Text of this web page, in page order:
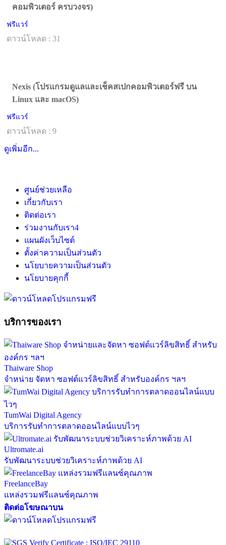
คอมพิวเตอร์ ครบวงจร)
ฟรีแวร์
ดาวน์โหลด : 31
Nexis (โปรแกรมดูแลและเช็คสเปกคอมพิวเตอร์ฟรี บน
Linux และ macOS)
ฟรีแวร์
ดาวน์โหลด : 9
ดูเพิ่มอีก...
ศูนย์ช่วยเหลือ
เกี่ยวกับเรา
ติดต่อเรา
ร่วมงานกับเรา4
แผนผังเว็บไซต์
ตั้งค่าความเป็นส่วนตัว
นโยบายความเป็นส่วนตัว
นโยบายคุกกี้
บริการของเรา
Thaiware Shop
จำหน่าย จัดหา ซอฟต์แวร์ลิขสิทธิ์ สำหรับองค์กร ฯลฯ
TumWai Digital Agency
บริการรับทำการตลาดออนไลน์แบบไวๆ
Ultromate.ai
รับพัฒนาระบบช่วยวิเคราะห์ภาพด้วย AI
FreelanceBay
แหล่งรวมฟรีแลนซ์คุณภาพ
ติดต่อโฆษณาบน